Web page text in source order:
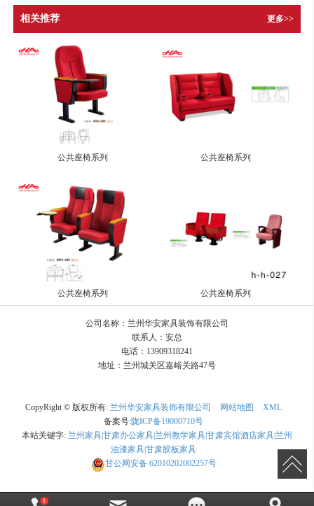
相关推荐 更多>>
公共座椅系列 公共座椅系列
公共座椅系列 公共座椅系列
公司名称：兰州华安家具装饰有限公司
联系人：安总
电话：13909318241
地址：兰州城关区嘉峪关路47号
CopyRight © 版权所有: 兰州华安家具装饰有限公司 网站地图
XML
备案号:陇ICP备19000710号
本站关键字: 兰州家具|甘肃办公家具|兰州教学家具|甘肃宾馆酒店家具|兰州
油漆家具|甘肃胶板家具
甘公网安备62010202002257号